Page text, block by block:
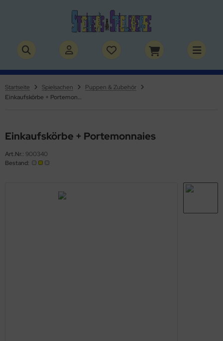
Startseite Spielsachen
Puppen & Zubehör
Einkaufskörbe + Portemonnaies
Einkaufskörbe + Portemonnaies
Art.Nr.: 900340
Bestand:
& Superhelden